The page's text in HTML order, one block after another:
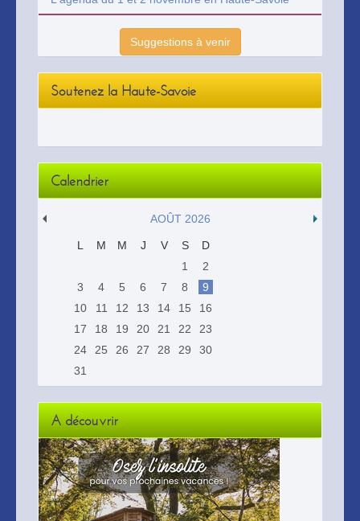
Suggestions à venir
Soutenez la Haute-Savoie
Calendrier
AOÛT 2026
L M M J V S
D
1
2
3
4 5 6 7 8
9
10
11 12 13 14 15
16
17
18 19 20 21 22
23
24
25 26 27 28 29
30
31
A découvrir